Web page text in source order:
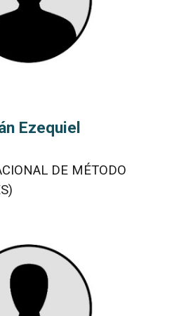
Ezequiel
DE MÉTODO